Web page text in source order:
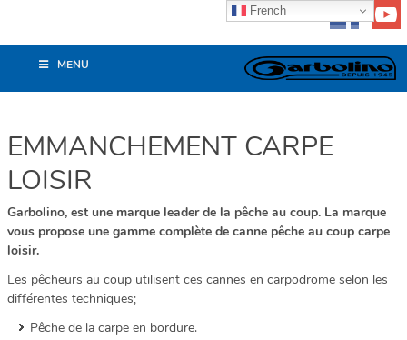
MENU
EMMANCHEMENT CARPE
LOISIR
Garbolino, est une marque leader de la pêche au coup. La marque
vous propose une gamme complète de canne pêche au coup carpe
loisir.
Les pêcheurs au coup utilisent ces cannes en carpodrome selon les
différentes techniques;
Pêche de la carpe en bordure.
French